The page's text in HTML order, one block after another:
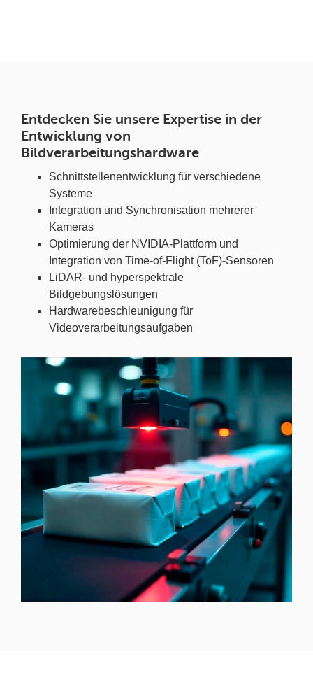
Entdecken Sie unsere Expertise in der
Entwicklung von
Bildverarbeitungshardware
Schnittstellenentwicklung für verschiedene
Systeme
Integration und Synchronisation mehrerer
Kameras
Optimierung der NVIDIA-Plattform und
Integration von Time-of-Flight (ToF)-Sensoren
LiDAR- und hyperspektrale
Bildgebungslösungen
Hardwarebeschleunigung für
Videoverarbeitungsaufgaben